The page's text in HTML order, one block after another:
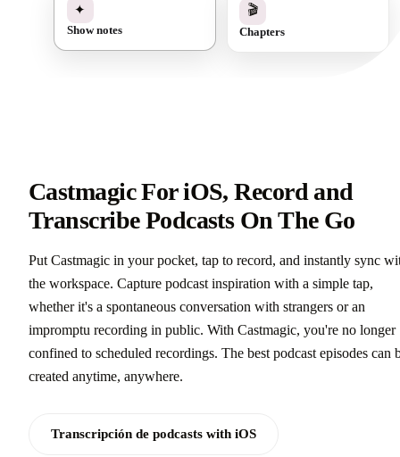
✦
Show notes
🎬
Chapters
Castmagic For iOS, Record and
Transcribe Podcasts On The Go
Put Castmagic in your pocket, tap to record, and instantly sync
the workspace. Capture podcast inspiration with a simple tap,
whether it's a spontaneous conversation with strangers or an
impromptu recording in public. With Castmagic, you're no longer
confined to scheduled recordings. The best podcast episodes can
created anytime, anywhere.
Transcripción de podcasts with iOS